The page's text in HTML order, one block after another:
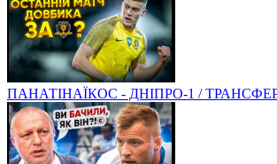
ПАНАТІНАЇКОС - ДНІПРО-1 / ТРАНСФЕР